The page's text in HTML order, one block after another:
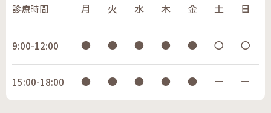
診療時間 月 火 水 木 金 土 日
9:00-12:00 ● ● ● ● ● 〇 〇
15:00-18:00 ● ● ● ● ● ー ー